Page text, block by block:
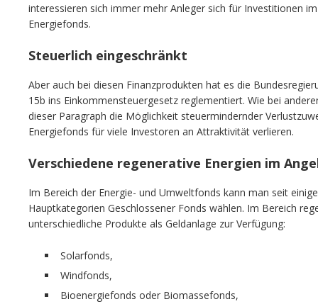
interessieren sich immer mehr Anleger sich für Investitionen
Energiefonds.
Steuerlich eingeschränkt
Aber auch bei diesen Finanzprodukten hat es die
15b ins Einkommensteuergesetz reglementiert. Wie bei
dieser Paragraph die Möglichkeit steuermindernder
Energiefonds für viele Investoren an Attraktivität verlieren.
Verschiedene regenerative Energien im
Im Bereich der Energie- und Umweltfonds kann man seit
Hauptkategorien Geschlossener Fonds wählen. Im Bereich
unterschiedliche Produkte als Geldanlage zur Verfügung:
Solarfonds,
Windfonds,
Bioenergiefonds oder Biomassefonds,